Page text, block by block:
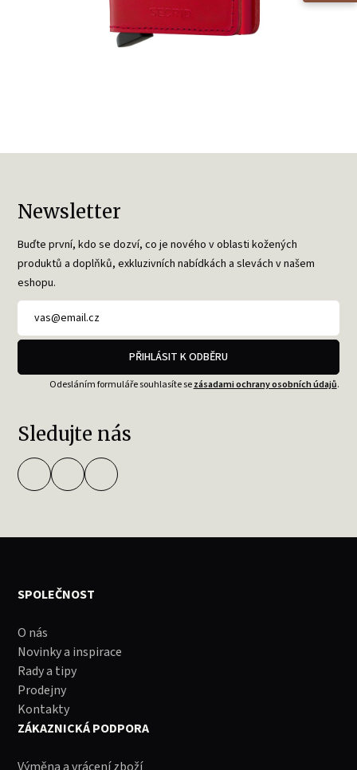
Newsletter
Buďte první, kdo se dozví, co je nového v oblasti kožených
produktů a doplňků, exkluzivních nabídkách a slevách v našem
eshopu.
PŘIHLÁSIT K ODBĚRU
Odesláním formuláře souhlasíte sezásadami ochrany osobních údajů.
Sledujte nás
SPOLEČNOST
O nás
Novinky a inspirace
Rady a tipy
Prodejny
Kontakty
ZÁKAZNICKÁ PODPORA